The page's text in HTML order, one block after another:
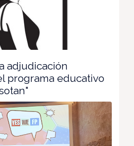
adjudicación
programa educativo